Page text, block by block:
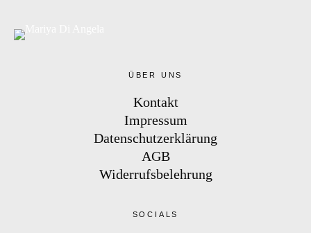
Ausstellung Café & Bar Ifni in Füssen
Daydream | Acrylic
ÜBER UNS
Kontakt
Impressum
Datenschutzerklärung
AGB
Widerrufsbelehrung
SOCIALS